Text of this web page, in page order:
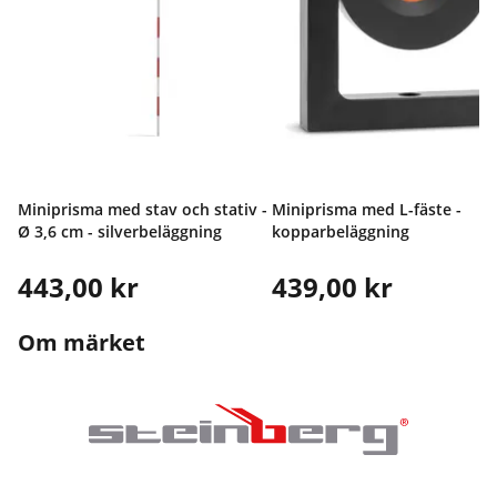
Miniprisma med stav och stativ -
Ø 3,6 cm - silverbeläggning
443,00 kr
Miniprisma med L-fäste -
kopparbeläggning
439,00 kr
Om märket